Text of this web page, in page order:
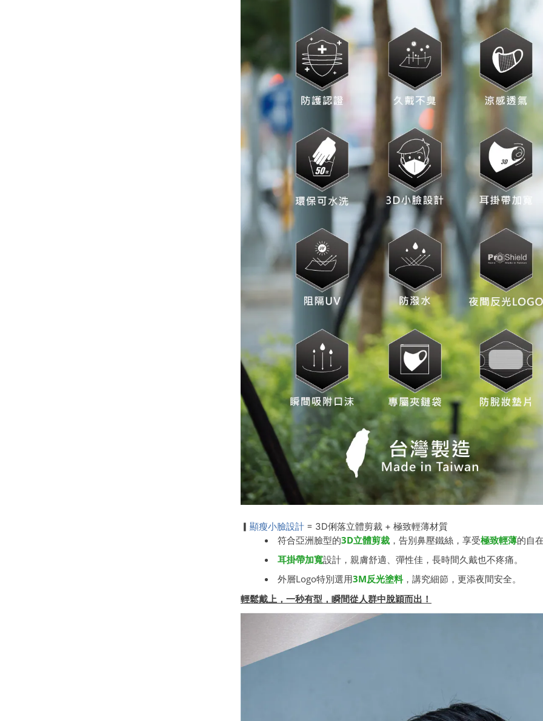
▎ 顯瘦小臉設計 = 3D俐落立體剪裁 + 極致輕薄材質
符合亞洲臉型的3D立體剪裁 ，告別鼻壓鐵絲，享受極致輕薄的自
耳掛帶加寬設計，親膚舒適、彈性佳，長時間久戴也不疼痛。
外層Logo特別選用3M反光塗料，講究細節，更添夜間安全。
輕鬆戴上，一秒有型，瞬間從人群中脫穎而出！